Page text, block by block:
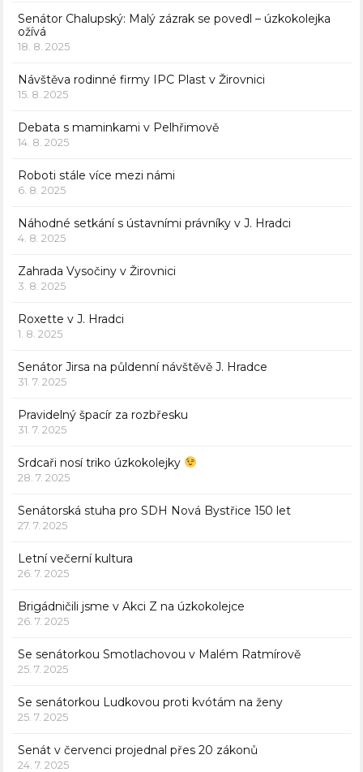
Senátor Chalupský: Malý zázrak se povedl – úzkokolejka
ožívá
18. 8. 2025
Návštěva rodinné firmy IPC Plast v Žirovnici
15. 8. 2025
Debata s maminkami v Pelhřimově
14. 8. 2025
Roboti stále více mezi námi
6. 8. 2025
Náhodné setkání s ústavními právníky v J. Hradci
4. 8. 2025
Zahrada Vysočiny v Žirovnici
3. 8. 2025
Roxette v J. Hradci
1. 8. 2025
Senátor Jirsa na půldenní návštěvě J. Hradce
31. 7. 2025
Pravidelný špacír za rozbřesku
31. 7. 2025
Srdcaři nosí triko úzkokolejky
28. 7. 2025
Senátorská stuha pro SDH Nová Bystřice 150 let
27. 7. 2025
Letní večerní kultura
26. 7. 2025
Brigádničili jsme v Akci Z na úzkokolejce
26. 7. 2025
Se senátorkou Smotlachovou v Malém Ratmírově
25. 7. 2025
Se senátorkou Ludkovou proti kvótám na ženy
25. 7. 2025
Senát v červenci projednal přes 20 zákonů
24. 7. 2025